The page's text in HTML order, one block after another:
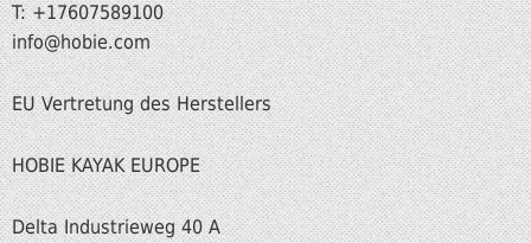
T: +17607589100
info@hobie.com
EU Vertretung des Herstellers
HOBIE KAYAK EUROPE
Delta Industrieweg 40 A